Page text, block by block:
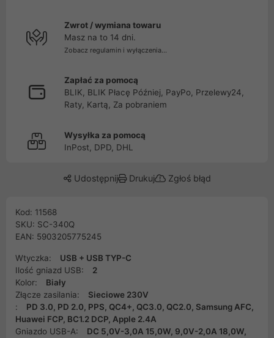
Zwrot / wymiana towaru
Masz na to 14 dni.
Zobacz regulamin i wyłączenia...
Zapłać za pomocą
BLIK, BLIK Płacę Później, PayPo, Przelewy24,
Raty, Kartą, Za pobraniem
Wysyłka za pomocą
InPost, DPD, DHL
Udostępnij Drukuj Zgłoś błąd
Kod: 11568
SKU: SC-340Q
EAN: 5903205775245
Wtyczka:
USB + USB TYP-C
Ilość gniazd USB:
2
Kolor:
Biały
Złącze zasilania:
Sieciowe 230V
:
PD 3.0, PD 2.0, PPS, QC4+, QC3.0, QC2.0, Samsung AFC,
Huawei FCP, BC1.2 DCP, Apple 2.4A
Gniazdo USB-A:
DC 5,0V-3,0A 15,0W, 9,0V-2,0A 18,0W,